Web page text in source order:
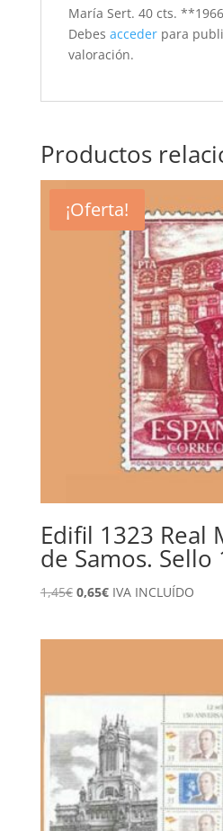
María Sert. 40 cts.
Debes accederpara
valoración.
Productos
¡Oferta!
Edifil 1323 Real
de Samos. Sello
1,45€ El
0,65€ElIVA INCLUÍDO